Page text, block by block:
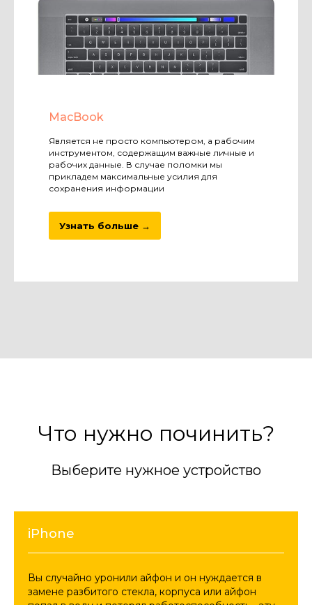
MacBook
Является не просто компьютером, а рабочим
инструментом, содержащим важные личные и
рабочих данные. В случае поломки мы
прикладем максимальные усилия для
сохранения информации
Узнать больше →
Что нужно починить?
Выберите нужное устройство
iPhone
Вы случайно уронили айфон и он нуждается в
замене разбитого стекла, корпуса или айфон